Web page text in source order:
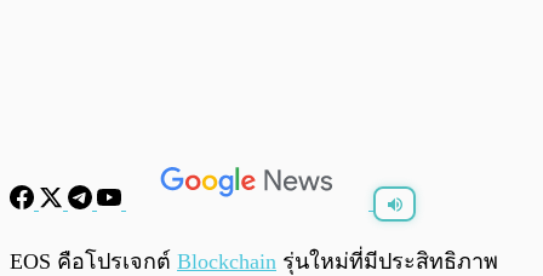
พร้อมเล่น 0:00 /
EOS คือโปรเจกต์ Blockchain รุ่นใหม่ที่มีประสิทธิภาพ